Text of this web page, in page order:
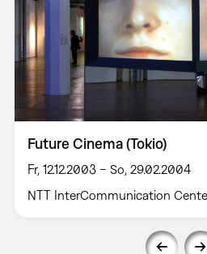
Future Cinema (Tokio)
Fr, 12.12.2003 – So, 29.02.2004
NTT InterCommunication